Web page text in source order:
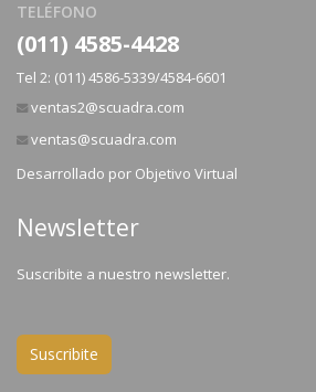
TELÉFONO
(011) 4585-4428
Tel 2: (011) 4586-5339/4584-6601
ventas2@scuadra.com
ventas@scuadra.com
Desarrollado por Objetivo Virtual
Newsletter
Suscribite a nuestro newsletter.